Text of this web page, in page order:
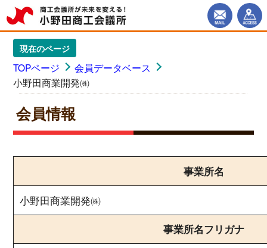
現在のページ
TOPページ
会員データベース
小野田商業開発㈱
会員情報
事業所名
小野田商業開発㈱
事業所名フリガナ